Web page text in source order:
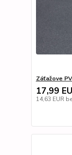
Záťažove
17,99
14,63 EUR